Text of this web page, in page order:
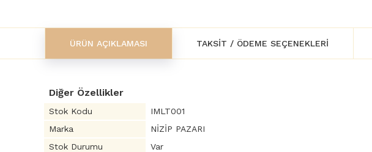
ÜRÜN AÇIKLAMASI TAKSIT / ÖDEME SEÇENEKLERI
Diğer Özellikler
Stok Kodu
IMLT001
Marka
NİZİP PAZARI
Stok Durumu
Var